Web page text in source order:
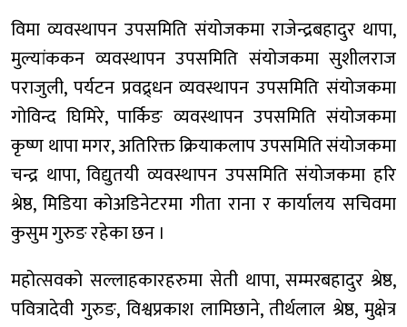
विमा व्यवस्थापन उपसमिति संयोजकमा राजेन्द्रबहादुर थापा,
मुल्यांककन व्यवस्थापन उपसमिति संयोजकमा सुशीलराज
पराजुली, पर्यटन प्रवद्र्धन व्यवस्थापन उपसमिति संयोजकमा
गोविन्द घिमिरे, पार्किङ व्यवस्थापन उपसमिति संयोजकमा
कृष्ण थापा मगर, अतिरिक्त क्रियाकलाप उपसमिति संयोजकमा
चन्द्र थापा, विद्युतयी व्यवस्थापन उपसमिति संयोजकमा हरि
श्रेष्ठ, मिडिया कोअडिनेटरमा गीता राना र कार्यालय सचिवमा
कुसुम गुरुङ रहेका छन ।
महोत्सवको सल्लाहकारहरुमा सेती थापा, सम्मरबहादुर श्रेष्ठ,
पवित्रादेवी गुरुङ, विश्वप्रकाश लामिछाने, तीर्थलाल श्रेष्ठ, मुक्षेत्र